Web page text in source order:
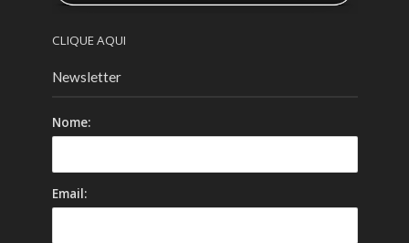
CLIQUE AQUI
Newsletter
Nome:
Email: